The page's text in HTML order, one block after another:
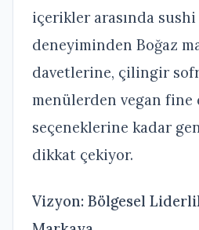
içerikler arasında sushi
deneyiminden Boğaz
davetlerine, çilingir
menülerden vegan
seçeneklerine kadar
dikkat çekiyor.
Vizyon: Bölgesel